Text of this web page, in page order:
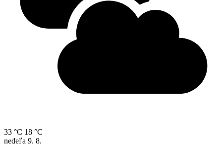
33 °C 18 °C
nedeľa 9. 8.